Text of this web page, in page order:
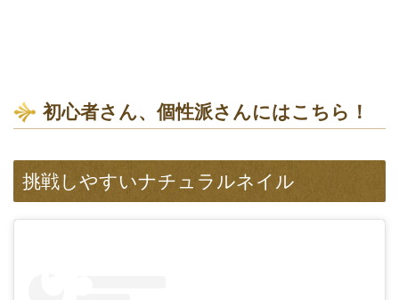
初心者さん、個性派さんにはこちら！
挑戦しやすいナチュラルネイル